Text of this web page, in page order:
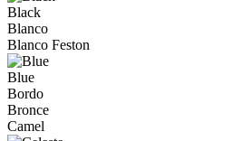
Black
Blanco
Blanco Feston
Blue
Bordo
Bronce
Camel